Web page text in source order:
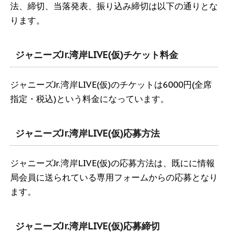
法、締切、当落発表、振り込み締切は以下の通りとな
ります。
ジャニーズJr.湾岸LIVE(仮)チケット料金
ジャニーズJr.湾岸LIVE(仮)のチケットは6000円(全席
指定・税込)という料金になっています。
ジャニーズJr.湾岸LIVE(仮)応募方法
ジャニーズJr.湾岸LIVE(仮)の応募方法は、既にに情報
局会員に送られている専用フォームからの応募となり
ます。
ジャニーズJr.湾岸LIVE(仮)応募締切